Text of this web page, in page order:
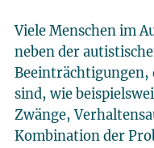
Viele Menschen im
neben der
Beeinträchtigungen,
sind, wie
Zwänge,
Kombination der